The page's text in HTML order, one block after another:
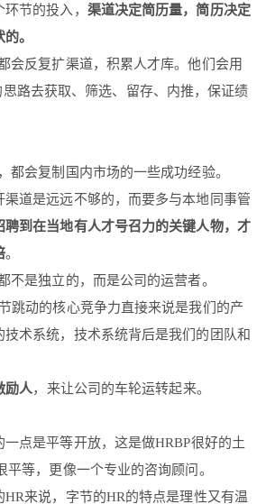
节的投入， 渠道决定简历量，简历决定
。
会反复扩渠道，积累人才库。他们会用
思路去获取、筛选、留存、内推，保证绩
都会复制国内市场的一些成功经验。
渠道是远远不够的，而要多与本地同事管
聘到在当地有人才号召力的关键人物，才
。
不是独立的，而是公司的运营者。
跳动的核心竞争力直接来说是我们的产
技术系统，技术系统背后是我们的团队和
励人，来让公司的车轮运转起来。
点是平等开放，这是做HRBP很好的土
平等，更像一个专业的咨询顾问。
来说，字节的HR的特点是理性又有温